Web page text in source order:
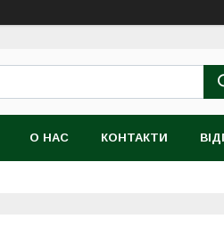
О НАС КОНТАКТИ